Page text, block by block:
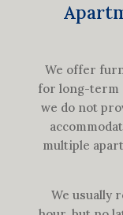
We offer
for long-term
we do not
multiple
We usually